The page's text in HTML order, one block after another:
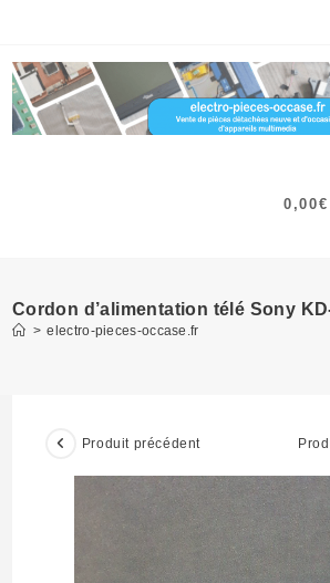
content
0,00€
Cordon d’alimentation télé Sony
> electro-pieces-occase.fr
Produit précédent